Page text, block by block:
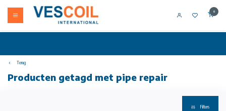
0
Terug
Producten getagd met pipe repair
Filters